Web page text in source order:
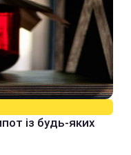
із будь-яких